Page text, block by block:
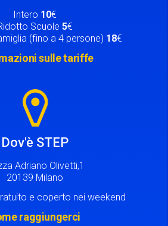
Intero 10€
Scuole 5€
(fino a 4 persone) 18€
sulle tariffe
Dov'è STEP
Adriano Olivetti,1
20139 Milano
e coperto nei weekend
raggiungerci